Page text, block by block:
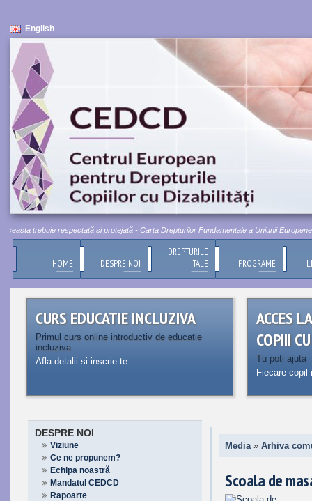
English
trebuie respectată si protejată - Carta Drepturilor Fundamentale a Uniunii Europene,
HOME DESPRE NOI
DREPTURILE
TALE
PROGRAME
CURS EDUCATIE INCLUZIVA
Primul curs online introductiv de educatie
incluziva
Afla detalii si inscrie-te
ACCES
COPIII
Tu poti ajuta
Fiecare
DESPRE NOI
Viziune
Ce ne propunem?
Echipa noastră
Mandatul CEDCD
Rapoarte
Media» Arhiva
Scoala de